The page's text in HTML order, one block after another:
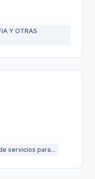
Y OTRAS
servicios para...